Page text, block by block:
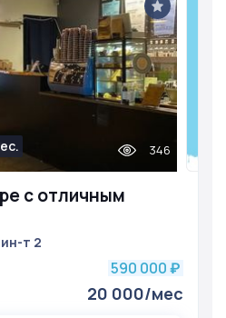
с отличным
346
т 2
590 000 ₽
20 000/мес